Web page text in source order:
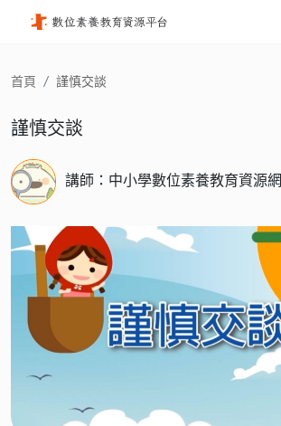
首頁 謹慎交談
謹慎交談
講師：中小學數位素養教育資源網